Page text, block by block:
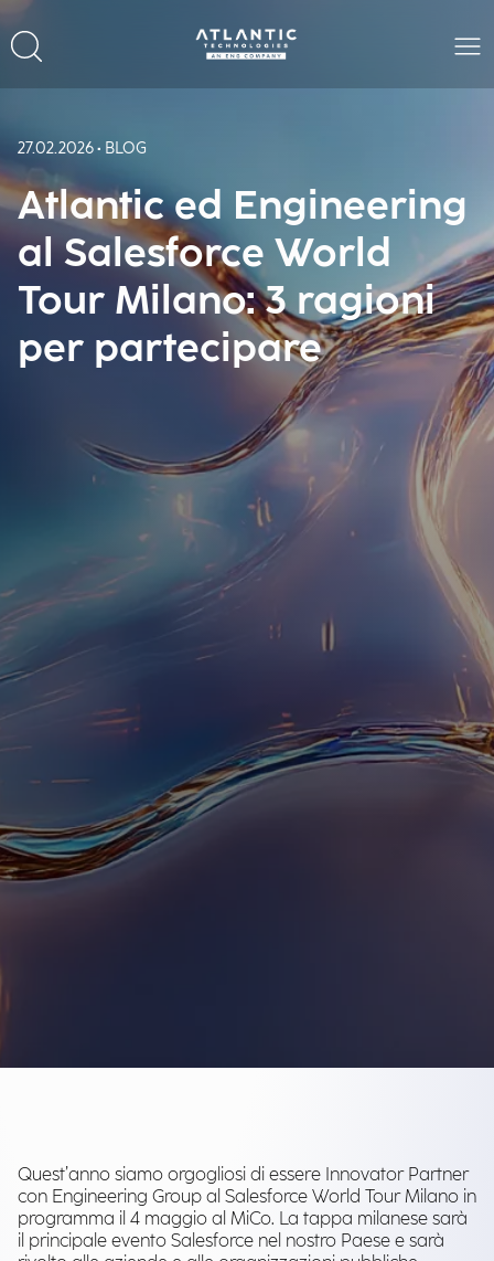
27.02.2026 • BLOG
Atlantic ed Engineering
al Salesforce World
Tour Milano: 3 ragioni
per partecipare
Quest’anno siamo orgogliosi di essere Innovator Partner
con Engineering Group al Salesforce World Tour Milano in
programma il 4 maggio al MiCo. La tappa milanese sarà
il principale evento Salesforce nel nostro Paese e sarà